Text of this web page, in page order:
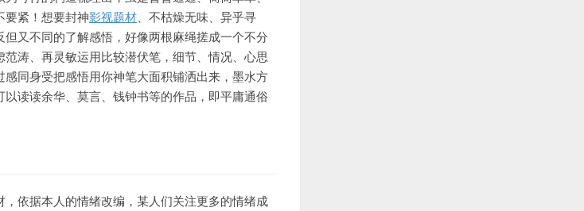
要紧！想要封神影视题材 、不枯燥无味、异乎寻
又不同的了解感悟，好像两根麻绳搓成一个不分
涛、再灵敏运用比较潜伏笔，细节、情况、心思
同身受把感悟用你神笔大面积铺洒出来，墨水方
读读余华、莫言、钱钟书等的作品，即平庸通俗
依据本人的情绪改编，某人们关注更多的情绪成